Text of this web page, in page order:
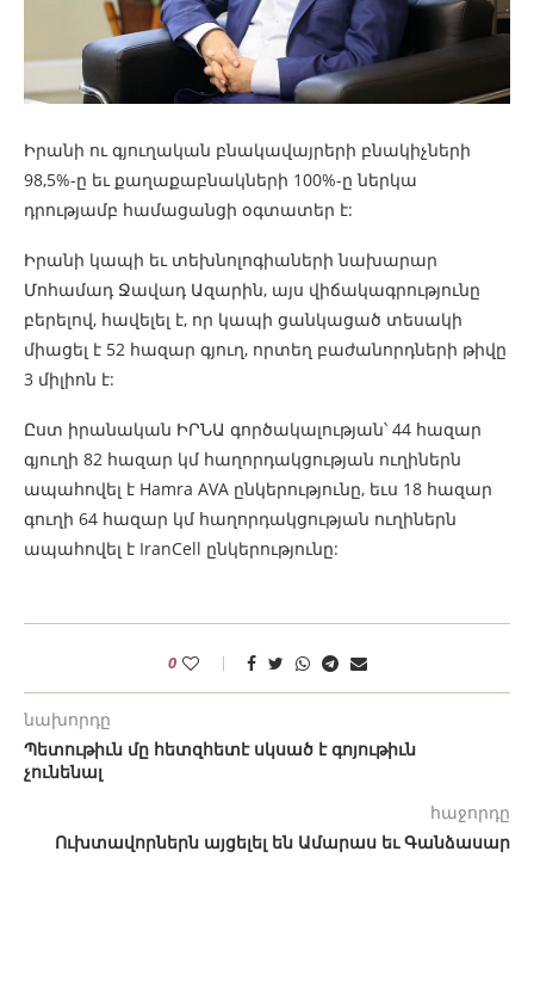
Իրանի ու գյուղական բնակավայրերի բնակիչների
98,5%-ը եւ քաղաքաբնակների 100%-ը ներկա
դրությամբ համացանցի օգտատեր է:
Իրանի կապի եւ տեխնոլոգիաների նախարար
Մոհամադ Ջավադ Ազարին, այս վիճակագրությունը
բերելով, հավելել է, որ կապի ցանկացած տեսակի
միացել է 52 հազար գյուղ, որտեղ բաժանորդների թիվը
3 միլիոն է:
Ըստ իրանական ԻՐՆԱ գործակալության՝ 44 հազար
գյուղի 82 հազար կմ հաղորդակցության ուղիներն
ապահովել է Hamra AVA ընկերությունը, եւս 18 հազար
գուղի 64 հազար կմ հաղորդակցության ուղիներն
ապահովել է IranCell ընկերությունը:
0
նախորդը
Պետութիւն մը հետզհետէ սկսած է գոյութիւն
չունենալ
հաջորդը
Ուխտավորներն այցելել են Ամարաս եւ Գանձասար